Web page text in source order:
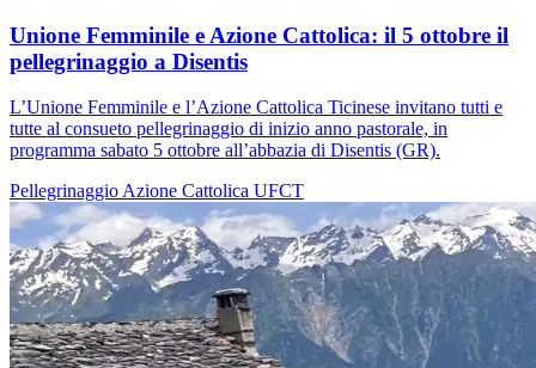
Unione Femminile e Azione Cattolica: il 5 ottobre il
pellegrinaggio a Disentis
L’Unione Femminile e l’Azione Cattolica Ticinese invitano tutti e
tutte al consueto pellegrinaggio di inizio anno pastorale, in
programma sabato 5 ottobre all’abbazia di Disentis (GR).
PellegrinaggioAzione Cattolica UFCT